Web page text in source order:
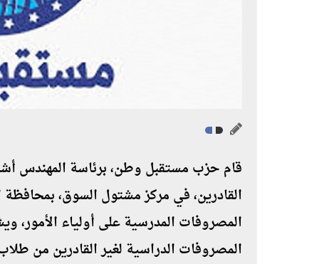
قام حزب مستقبل وطن، برئاسة المهندس
القادرين، في مركز مشتول السوق،
المصروفات المدرسية على أولياء الأمور،
المصروفات الدراسية لغير القادرين من